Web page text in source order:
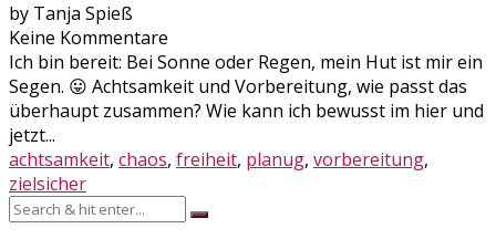
by Tanja Spieß
Keine Kommentare
Ich bin bereit: Bei Sonne oder Regen, mein Hut ist mir ein
Segen. 😛 Achtsamkeit und Vorbereitung, wie passt das
überhaupt zusammen? Wie kann ich bewusst im hier und
jetzt...
achtsamkeit, chaos, freiheit, planug, vorbereitung,
zielsicher